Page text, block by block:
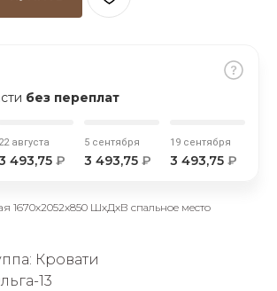
без переплат
22 августа
493,75 ₽
5 сентября
3 493,75 ₽
19 сентября
3 493,75 ₽
1670х2052х850 ШхДхВ спальное место
Кровати
13